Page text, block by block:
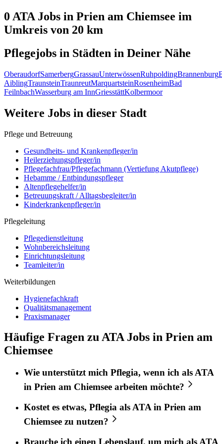
0 ATA Jobs in Prien am Chiemsee im
Umkreis von 20 km
Pflegejobs in Städten in Deiner Nähe
OberaudorfSamerbergGrassauUnterwössenRuhpoldingBrannenburg
AiblingTraunsteinTraunreutMarquartsteinRosenheimBad
FeilnbachWasserburg am InnGriesstättKolbermoor
Weitere Jobs in dieser Stadt
Pflege und Betreuung
Gesundheits- und Krankenpfleger/in
Heilerziehungspfleger/in
Pflegefachfrau/Pflegefachmann (Vertiefung Akutpflege)
Hebamme / Entbindungspfleger
Altenpflegehelfer/in
Betreuungskraft / Alltagsbegleiter/in
Kinderkrankenpfleger/in
Pflegeleitung
Pflegedienstleitung
Wohnbereichsleitung
Einrichtungsleitung
Teamleiter/in
Weiterbildungen
Hygienefachkraft
Qualitätsmanagement
Praxismanager
Häufige Fragen zu ATA Jobs in Prien am
Chiemsee
Wie unterstützt mich Pflegia, wenn ich alsATA
in Prien am Chiemsee arbeiten möchte?
Kostet es etwas, Pflegia als ATA in Prien am
Chiemsee zu nutzen?
Brauche ich einen Lebenslauf, um mich als ATA